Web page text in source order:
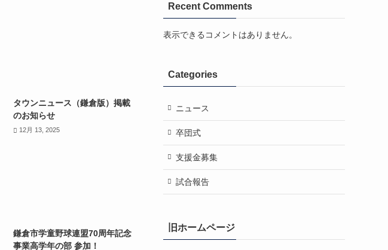
タウンニュース（鎌倉版）掲載
のお知らせ
12月 13, 2025
鎌倉市学童野球連盟70周年記念
事業高学年の部 参加！
Recent Comments
表示できるコメントはありません。
Categories
ニュース
卒団式
支援金募集
試合報告
旧ホームページ